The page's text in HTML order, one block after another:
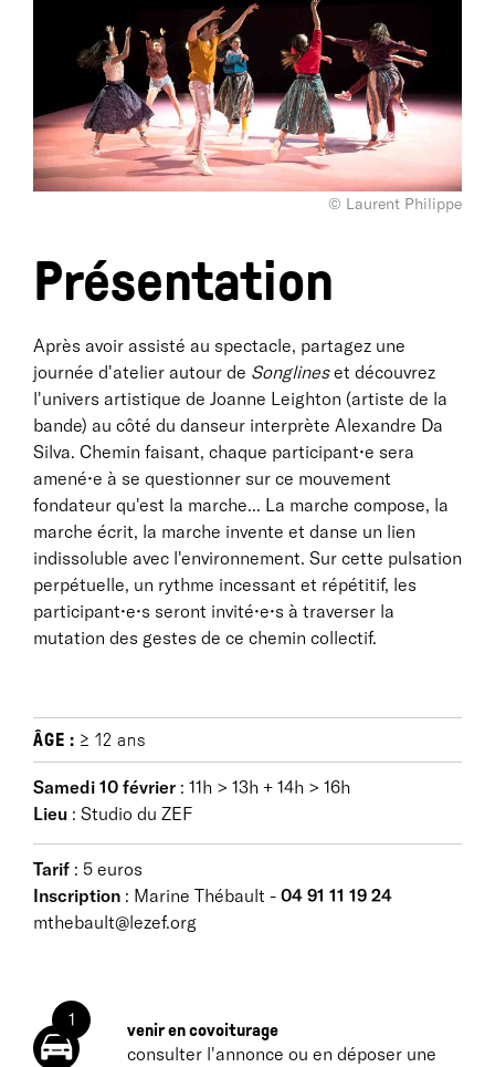
© Laurent Philippe
Présentation
Après avoir assisté au spectacle, partagez une
journée d'atelier autour de Songlineset découvrez
l'univers artistique de Joanne Leighton (artiste de la
bande) au côté du danseur interprète Alexandre Da
Silva. Chemin faisant, chaque participant•e sera
amené•e à se questionner sur ce mouvement
fondateur qu'est la marche... La marche compose, la
marche écrit, la marche invente et danse un lien
indissoluble avec l'environnement. Sur cette pulsation
perpétuelle, un rythme incessant et répétitif, les
participant•e•s seront invité•e•s à traverser la
mutation des gestes de ce chemin collectif.
ÂGE : ≥ 12 ans
Samedi 10 février : 11h > 13h + 14h > 16h
Lieu : Studio du ZEF
Tarif : 5 euros
Inscription : Marine Thébault - 04 91 11 19 24
mthebault@lezef.org
1 venir en covoiturage
consulter l'annonce ou en déposer une